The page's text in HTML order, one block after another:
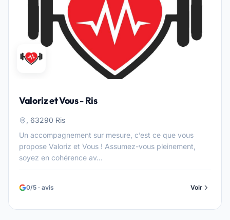
Valoriz et Vous - Ris
, 63290 Ris
Un accompagnement sur mesure, c’est ce que vous
propose Valoriz et Vous ! Assumez-vous pleinement,
soyez en cohérence av...
0/5 · avis Voir